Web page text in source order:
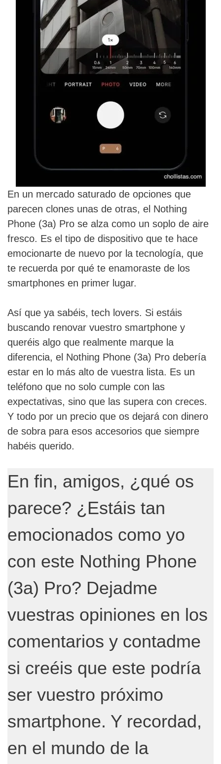
En un mercado saturado de opciones que
parecen clones unas de otras, el Nothing
Phone (3a) Pro se alza como un soplo de aire
fresco. Es el tipo de dispositivo que te hace
emocionarte de nuevo por la tecnología, que
te recuerda por qué te enamoraste de los
smartphones en primer lugar.
Así que ya sabéis, tech lovers. Si estáis
buscando renovar vuestro smartphone y
queréis algo que realmente marque la
diferencia, el Nothing Phone (3a) Pro debería
estar en lo más alto de vuestra lista. Es un
teléfono que no solo cumple con las
expectativas, sino que las supera con creces.
Y todo por un precio que os dejará con dinero
de sobra para esos accesorios que siempre
habéis querido.
En fin, amigos, ¿qué os
parece? ¿Estáis tan
emocionados como yo
con este Nothing Phone
(3a) Pro? Dejadme
vuestras opiniones en los
comentarios y contadme
si creéis que este podría
ser vuestro próximo
smartphone. Y recordad,
en el mundo de la